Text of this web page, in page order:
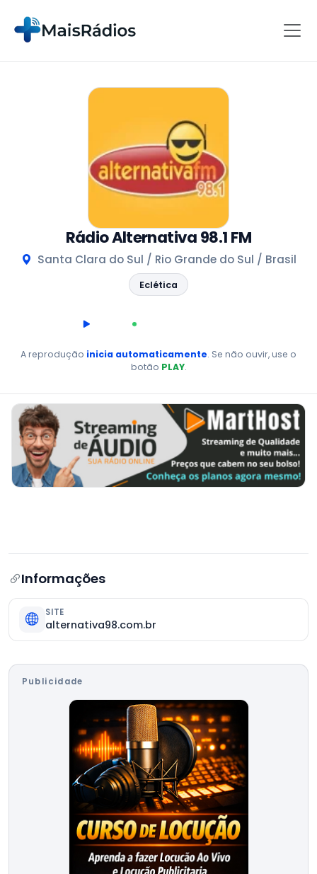
Rádio Alternativa 98.1 FM
Santa Clara do Sul / Rio Grande do Sul / Brasil
Eclética
AO VIVO
A reprodução inicia automaticamente. Se não ouvir, use o
botão PLAY.
Informações
SITE
alternativa98.com.br
Publicidade